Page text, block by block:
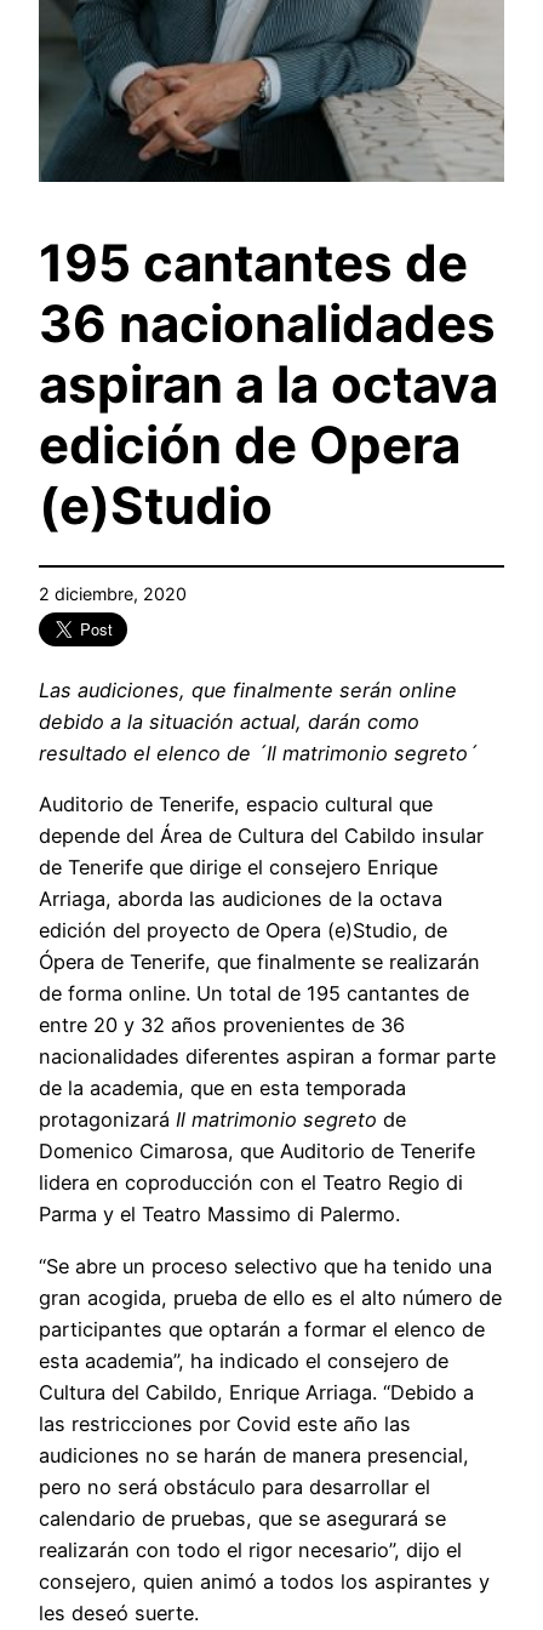
195 cantantes de
36 nacionalidades
aspiran a la octava
edición de Opera
(e)Studio
2 diciembre, 2020
Las audiciones, que finalmente serán online
debido a la situación actual, darán como
resultado el elenco de ´Il matrimonio segreto´
Auditorio de Tenerife, espacio cultural que
depende del Área de Cultura del Cabildo insular
de Tenerife que dirige el consejero Enrique
Arriaga, aborda las audiciones de la octava
edición del proyecto de Opera (e)Studio, de
Ópera de Tenerife, que finalmente se realizarán
de forma online. Un total de 195 cantantes de
entre 20 y 32 años provenientes de 36
nacionalidades diferentes aspiran a formar parte
de la academia, que en esta temporada
protagonizará Il matrimonio segreto de
Domenico Cimarosa, que Auditorio de Tenerife
lidera en coproducción con el Teatro Regio di
Parma y el Teatro Massimo di Palermo.
“Se abre un proceso selectivo que ha tenido una
gran acogida, prueba de ello es el alto número de
participantes que optarán a formar el elenco de
esta academia”, ha indicado el consejero de
Cultura del Cabildo, Enrique Arriaga. “Debido a
las restricciones por Covid este año las
audiciones no se harán de manera presencial,
pero no será obstáculo para desarrollar el
calendario de pruebas, que se asegurará se
realizarán con todo el rigor necesario”, dijo el
consejero, quien animó a todos los aspirantes y
les deseó suerte.